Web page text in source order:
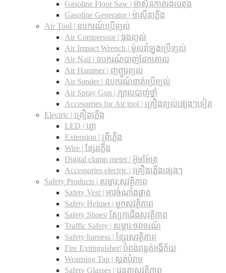
Gasoline Floor Saw | ម៉ាស៊ីនកាត់រងបេតុង
Gasoline Generator | ម៉ាស៊ីនភ្លើង
Air Tool | ឧបករណ៍ប្រើខ្យល់
Air Compressor | ធុងខ្យល់
Air Impact Wrench | ម៉ូលវ៉ាឡុងប្រើខ្យល់
Air Nail | ឧបករណ៍បាញ់ដែកគោល
Air Hammer | ញញួរខ្យល់
Air Sander | ឧបករណ៍ខាត់ប្រើខ្យល់
Air Spray Gun | ក្បាលបាញ់ថ្នាំ
Accesorries for Air tool | គ្រឿងខ្យល់ផ្សេងៗទៀត
Electric | គ្រឿងភ្លើង
LED | ហ្វា
Extension | ព្រីភ្លើង
Wire | ខ្សែរភ្លើង
Digital clamp meter | អ៊ូមម៉ែត្រ
Accessories electric | គ្រឿងភ្លើងផ្សេងៗ
Safety Products | សម្ភារ:សុវត្ថិភាព
Safety Vest | អាវចំណាំងផ្លាត
Safety Helmet | មួកសុវត្ថិភាព
Safety Shoes| ស្បែកជើងសុវត្ថិភាព
Traffic Safety​ | សម្ភារ:ចរាចរណ៍
Safety harness | ខ្សែរសុវត្ថិភាព
Fire Extinguisher| បំពង់ពន្លត់អង្គីភ័យ
Wearning Tap | ស្គត់បំរាម
Safety Glasses | វេនតាសុវត្ថិភាព